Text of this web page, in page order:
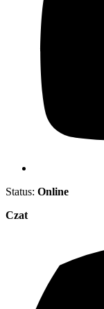
Status: Online
Czat